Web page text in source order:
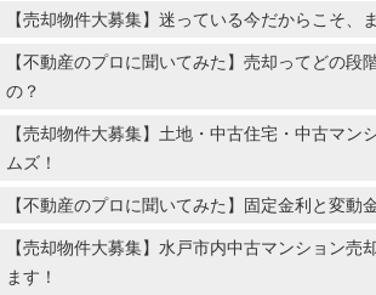
【売却物件大募集】迷っている今だからこそ、
【不動産のプロに聞いてみた】売却ってどの段
の？
【売却物件大募集】土地・中古住宅・中古マン
ムズ！
【不動産のプロに聞いてみた】固定金利と変動
【売却物件大募集】水戸市内中古マンション売
ます！